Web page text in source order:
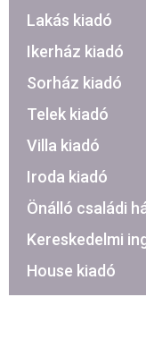
Lakás kiadó
Ikerház kiadó
Sorház kiadó
Telek kiadó
Villa kiadó
Iroda kiadó
Önálló családi
Kereskedelmi
House kiadó